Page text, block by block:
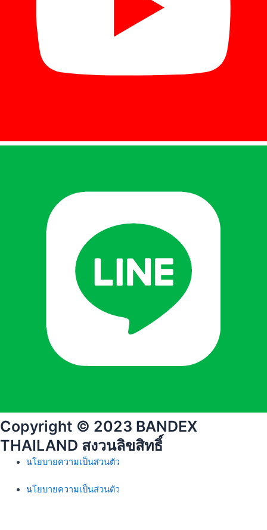
Copyright © 2023 BANDEX
THAILAND สงวนลิขสิทธิ์
นโยบายความเป็นส่วนตัว
นโยบายความเป็นส่วนตัว